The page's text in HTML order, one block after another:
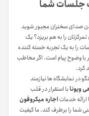
جلسات شما
صدای سخنران مجبور شوید
را به هم بریزد؟ یک
را به یک تجربه خسته کننده
با وضوح پیام است. اگر مخاطب
کرد.
در نمایشگاه ها نیازمند
ویونابا استقرار در قلب
اجاره میکروفون
شما را برطرف کند. ما کیفیت